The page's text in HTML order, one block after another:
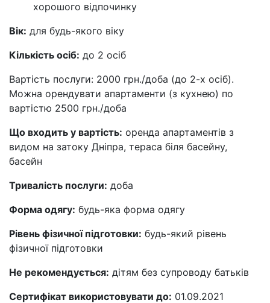
хорошого відпочинку
Вік: для будь-якого віку
Кількість осіб: до 2 осіб
Вартість послуги: 2000 грн./доба (до 2-х осіб).
Можна орендувати апартаменти (з кухнею) по
вартістю 2500 грн./доба
Що входить у вартість: оренда апартаментів з
видом на затоку Дніпра, тераса біля басейну,
басейн
Тривалість послуги: доба
Форма одягу: будь-яка форма одягу
Рівень фізичної підготовки: будь-який рівень
фізичної підготовки
Не рекомендується: дітям без супроводу батьків
Сертифікат використовувати до: 01.09.2021